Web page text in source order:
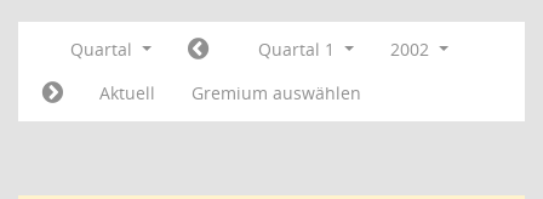
Quartal Quartal 1
2002
Aktuell
Gremium auswählen